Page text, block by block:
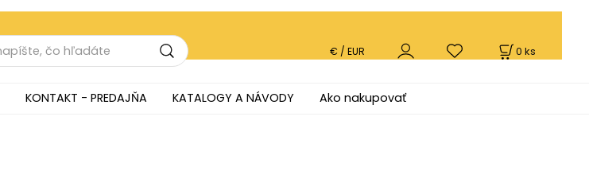
0 ks
€ / EUR
KONTAKT - PREDAJŇA KATALOGY A NÁVODY Ako nakupovať